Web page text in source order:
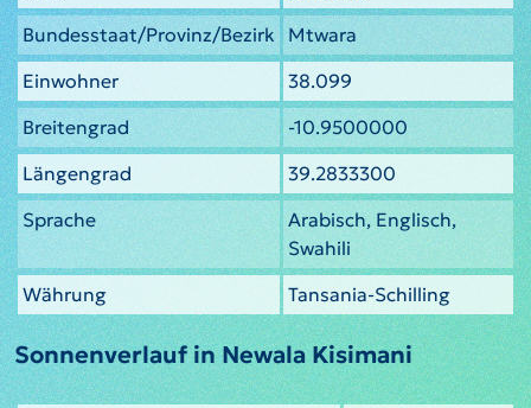
Bundesstaat/Provinz/Bezirk
Mtwara
Einwohner
38.099
Breitengrad
-10.9500000
Längengrad
39.2833300
Sprache
Arabisch, Englisch,
Swahili
Währung
Tansania-Schilling
Sonnenverlauf in Newala Kisimani